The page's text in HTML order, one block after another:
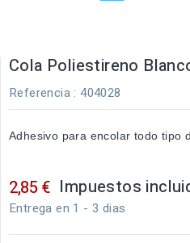
Cola Poliestireno
Referencia : 404028
Adhesivo para encolar todo tipo
2,85 € Impuestos
Entrega en 1 - 3 dias